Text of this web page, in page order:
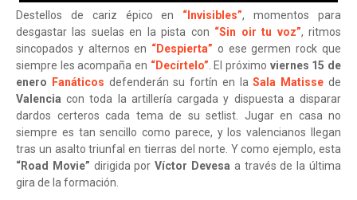
Destellos de cariz épico en “Invisibles”, momentos para
desgastar las suelas en la pista con “Sin oir tu voz”, ritmos
sincopados y alternos en “Despierta” o ese germen rock que
siempre les acompaña en “Decírtelo”. El próximo viernes 15 de
enero
Fanáticos defenderán su fortín en laSala Matisse de
Valencia con toda la artillería cargada y dispuesta a disparar
dardos certeros cada tema de su setlist. Jugar en casa no
siempre es tan sencillo como parece, y los valencianos llegan
tras un asalto triunfal en tierras del norte. Y como ejemplo, esta
“Road Movie” dirigida porVíctor Devesa a través de la última
gira de la formación.